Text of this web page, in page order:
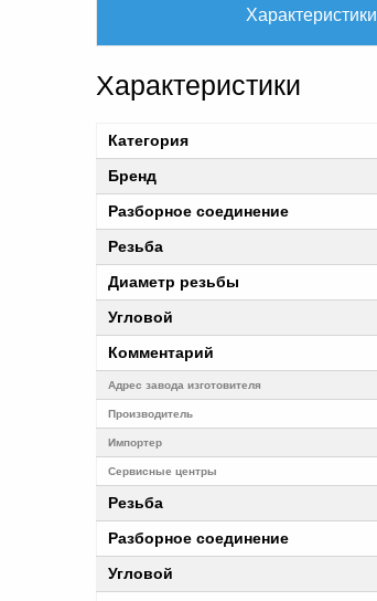
Характеристики
Характеристики
Категория
Бренд
Разборное соединение
Резьба
Диаметр резьбы
Угловой
Комментарий
Адрес завода изготовителя
Производитель
Импортер
Cервисные центры
Резьба
Разборное соединение
Угловой